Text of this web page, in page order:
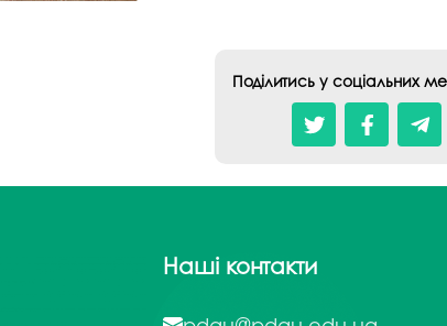
Поділитись у соціальних
Наші контакти